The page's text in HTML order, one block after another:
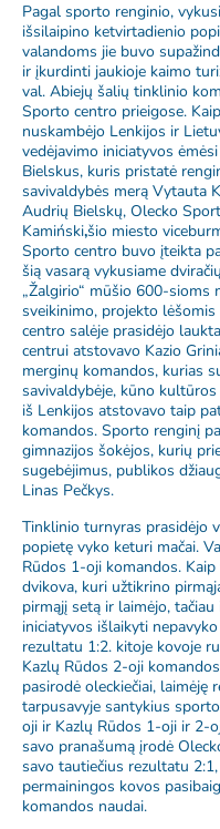
Pagal sporto renginio,
išsilaipino ketvirtadienio
valandoms jie buvo
ir įkurdinti jaukioje kaimo
val. Abiejų šalių tinklinio
Sporto centro prieigose.
nuskambėjo Lenkijos ir
vedėjavimo iniciatyvos
Bielskus, kuris pristatė
savivaldybės merą Vytauta
Audrių Bielskų, Olecko
Kamiński,šio miesto
Sporto centro buvo įteikta
šią vasarą vykusiame
„Žalgirio“ mūšio 600-sioms
sveikinimo, projekto
centro salėje prasidėjo
centrui atstovavo Kazio
merginų komandos, kurias
savivaldybėje, kūno
iš Lenkijos atstovavo taip
komandos. Sporto renginį
gimnazijos šokėjos, kurių
sugebėjimus, publikos
Linas Pečkys.
Tinklinio turnyras prasidėjo
popietę vyko keturi mačai.
Rūdos 1-oji komandos.
dvikova, kuri užtikrino
pirmąjį setą ir laimėjo,
iniciatyvos išlaikyti
rezultatu 1:2. kitoje kovoje
Kazlų Rūdos 2-oji
pasirodė oleckiečiai,
tarpusavyje santykius
oji ir Kazlų Rūdos 1-oji ir 2-
savo pranašumą įrodė
savo tautiečius rezultatu
permainingos kovos
komandos naudai.